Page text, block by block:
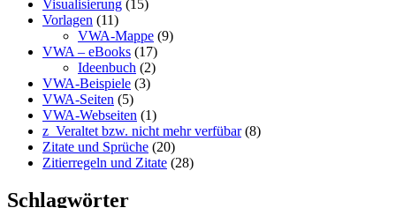
Visualisierung (15)
Vorlagen (11)
VWA-Mappe (9)
VWA – eBooks (17)
Ideenbuch (2)
VWA-Beispiele (3)
VWA-Seiten (5)
VWA-Webseiten (1)
z_Veraltet bzw. nicht mehr verfübar(8)
Zitate und Sprüche (20)
Zitierregeln und Zitate (28)
Schlagwörter